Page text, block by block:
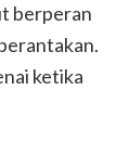
berperan
ketika